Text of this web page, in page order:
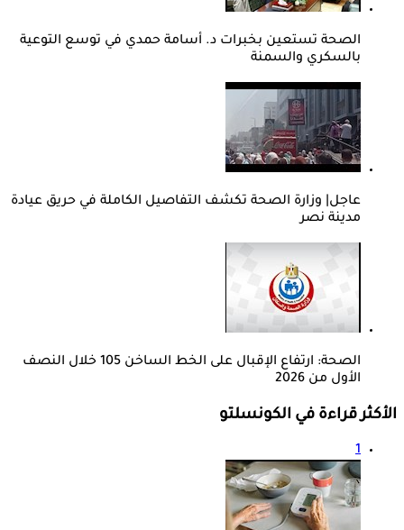
الصحة تستعين بخبرات د. أسامة حمدي في توسع التوعية
بالسكري والسمنة
عاجل| وزارة الصحة تكشف التفاصيل الكاملة في حريق عيادة
مدينة نصر
الصحة: ارتفاع الإقبال على الخط الساخن 105 خلال النصف
الأول من 2026
الأكثر قراءة في الكونسلتو
1